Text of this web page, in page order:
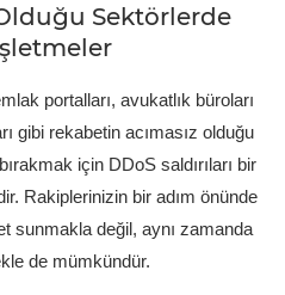
Sektörlerde
portalları, avukatlık büroları
gibi rekabetin acımasız olduğu
için DDoS saldırıları bir
Rakiplerinizin bir adım önünde
sunmakla değil, aynı zamanda
de mümkündür.